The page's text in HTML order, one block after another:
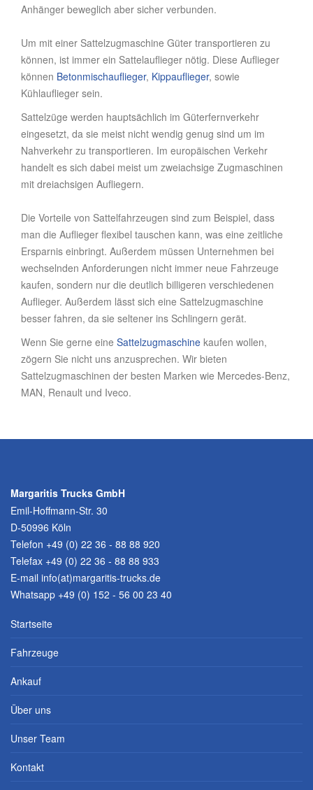
Anhänger beweglich aber sicher verbunden.
Um mit einer Sattelzugmaschine Güter transportieren zu
können, ist immer ein Sattelauflieger nötig. Diese Auflieger
können Betonmischauflieger, Kippauflieger, sowie
Kühlauflieger sein.
Sattelzüge werden hauptsächlich im Güterfernverkehr
eingesetzt, da sie meist nicht wendig genug sind um im
Nahverkehr zu transportieren. Im europäischen Verkehr
handelt es sich dabei meist um zweiachsige Zugmaschinen
mit dreiachsigen Aufliegern.
Die Vorteile von Sattelfahrzeugen sind zum Beispiel, dass
man die Auflieger flexibel tauschen kann, was eine zeitliche
Ersparnis einbringt. Außerdem müssen Unternehmen bei
wechselnden Anforderungen nicht immer neue Fahrzeuge
kaufen, sondern nur die deutlich billigeren verschiedenen
Auflieger. Außerdem lässt sich eine Sattelzugmaschine
besser fahren, da sie seltener ins Schlingern gerät.
Wenn Sie gerne eine Sattelzugmaschine kaufen wollen,
zögern Sie nicht uns anzusprechen. Wir bieten
Sattelzugmaschinen der besten Marken wie Mercedes-Benz,
MAN, Renault und Iveco.
Margaritis Trucks GmbH
Emil-Hoffmann-Str. 30
D-50996 Köln
Telefon +49 (0) 22 36 - 88 88 920
Telefax +49 (0) 22 36 - 88 88 933
E-mail info(at)margaritis-trucks.de
Whatsapp +49 (0) 152 - 56 00 23 40
Startseite
Fahrzeuge
Ankauf
Über uns
Unser Team
Kontakt